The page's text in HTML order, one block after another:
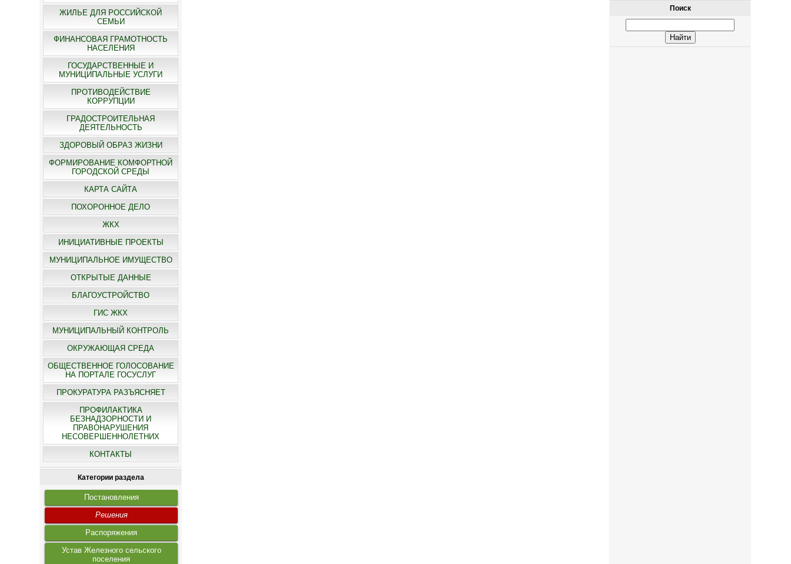
ЖИЛЬЕ ДЛЯ РОССИЙСКОЙ
СЕМЬИ
ФИНАНСОВАЯ ГРАМОТНОСТЬ
НАСЕЛЕНИЯ
ГОСУДАРСТВЕННЫЕ И
МУНИЦИПАЛЬНЫЕ УСЛУГИ
ПРОТИВОДЕЙСТВИЕ
КОРРУПЦИИ
ГРАДОСТРОИТЕЛЬНАЯ
ДЕЯТЕЛЬНОСТЬ
ЗДОРОВЫЙ ОБРАЗ ЖИЗНИ
ФОРМИРОВАНИЕ КОМФОРТНОЙ
ГОРОДСКОЙ СРЕДЫ
КАРТА САЙТА
ПОХОРОННОЕ ДЕЛО
ЖКХ
ИНИЦИАТИВНЫЕ ПРОЕКТЫ
МУНИЦИПАЛЬНОЕ ИМУЩЕСТВО
ОТКРЫТЫЕ ДАННЫЕ
БЛАГОУСТРОЙСТВО
ГИС ЖКХ
МУНИЦИПАЛЬНЫЙ КОНТРОЛЬ
ОКРУЖАЮЩАЯ СРЕДА
ОБЩЕСТВЕННОЕ ГОЛОСОВАНИЕ
НА ПОРТАЛЕ ГОСУСЛУГ
ПРОКУРАТУРА РАЗЪЯСНЯЕТ
ПРОФИЛАКТИКА
БЕЗНАДЗОРНОСТИ И
ПРАВОНАРУШЕНИЯ
НЕСОВЕРШЕННОЛЕТНИХ
КОНТАКТЫ
Категории раздела
Постановления
Решения
Распоряжения
Устав Железного сельского
поселения
Поиск